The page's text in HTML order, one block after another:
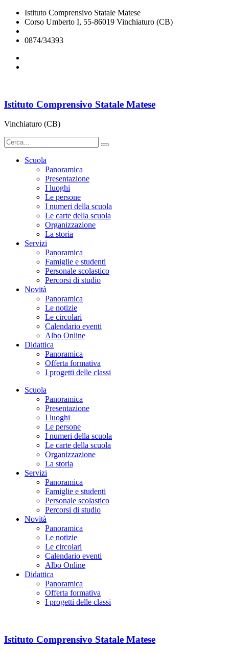
Istituto Comprensivo Statale Matese
Corso Umberto I, 55-86019 Vinchiaturo (CB)
0874/34393
Istituto Comprensivo Statale Matese
Vinchiaturo (CB)
Scuola
Panoramica
Presentazione
I luoghi
Le persone
I numeri della scuola
Le carte della scuola
Organizzazione
La storia
Servizi
Panoramica
Famiglie e studenti
Personale scolastico
Percorsi di studio
Novità
Panoramica
Le notizie
Le circolari
Calendario eventi
Albo Online
Didattica
Panoramica
Offerta formativa
I progetti delle classi
Scuola
Panoramica
Presentazione
I luoghi
Le persone
I numeri della scuola
Le carte della scuola
Organizzazione
La storia
Servizi
Panoramica
Famiglie e studenti
Personale scolastico
Percorsi di studio
Novità
Panoramica
Le notizie
Le circolari
Calendario eventi
Albo Online
Didattica
Panoramica
Offerta formativa
I progetti delle classi
Istituto Comprensivo Statale Matese